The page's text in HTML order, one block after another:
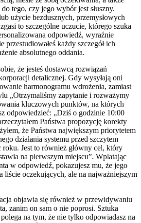
tego, czy jego wybór jest słuszny.
użycie bezdusznych, przemysłowych
to szczególne uczucie, którego szuka
odpowiedź, wyraźnie
przestudiowałeś każdy szczegół ich
absolutnego oddania.
że jesteś dostawcą rozwiązań
detalicznej. Gdy wysyłają oni
harmonogramu wdrożenia, zamiast
„Otrzymaliśmy zapytanie i rozważymy
kluczowych punktów, na których
odpowiedzieć: „Dziś o godzinie 10:00
Państwa propozycję korekty
że Państwa największym priorytetem
działania systemu przed szczytem
Jest to również główny cel, który
na pierwszym miejscu”. Wplatając
w odpowiedź, pokazujesz mu, że jego
liście oczekujących, ale na najważniejszym
objawia się również w przewidywaniu
zanim on sam o nie poprosi. Sztuka
na tym, że nie tylko odpowiadasz na